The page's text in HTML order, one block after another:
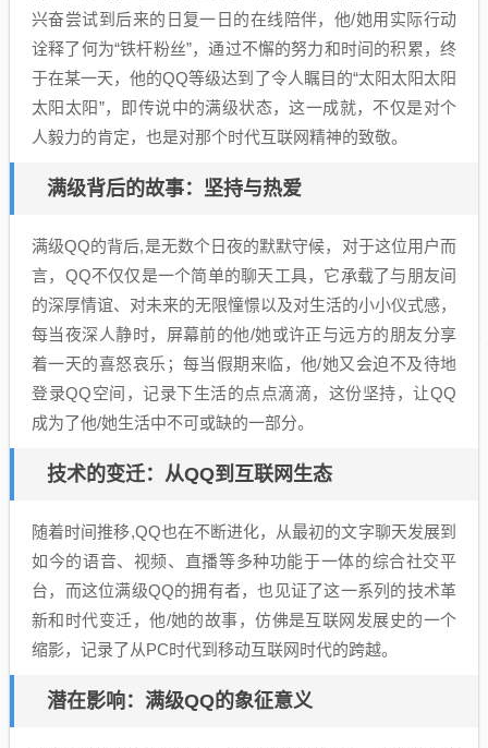
兴奋尝试到后来的日复一日的在线陪伴，他/她用实际行动
诠释了何为“铁杆粉丝”，通过不懈的努力和时间的积累，终
于在某一天，他的QQ等级达到了令人瞩目的“太阳太阳太阳
太阳太阳”，即传说中的满级状态，这一成就，不仅是对个
人毅力的肯定，也是对那个时代互联网精神的致敬。
满级背后的故事：坚持与热爱
满级QQ的背后,是无数个日夜的默默守候，对于这位用户而
言，QQ不仅仅是一个简单的聊天工具，它承载了与朋友间
的深厚情谊、对未来的无限憧憬以及对生活的小小仪式感，
每当夜深人静时，屏幕前的他/她或许正与远方的朋友分享
着一天的喜怒哀乐；每当假期来临，他/她又会迫不及待地
登录QQ空间，记录下生活的点点滴滴，这份坚持，让QQ
成为了他/她生活中不可或缺的一部分。
技术的变迁：从QQ到互联网生态
随着时间推移,QQ也在不断进化，从最初的文字聊天发展到
如今的语音、视频、直播等多种功能于一体的综合社交平
台，而这位满级QQ的拥有者，也见证了这一系列的技术革
新和时代变迁，他/她的故事，仿佛是互联网发展史的一个
缩影，记录了从PC时代到移动互联网时代的跨越。
潜在影响：满级QQ的象征意义